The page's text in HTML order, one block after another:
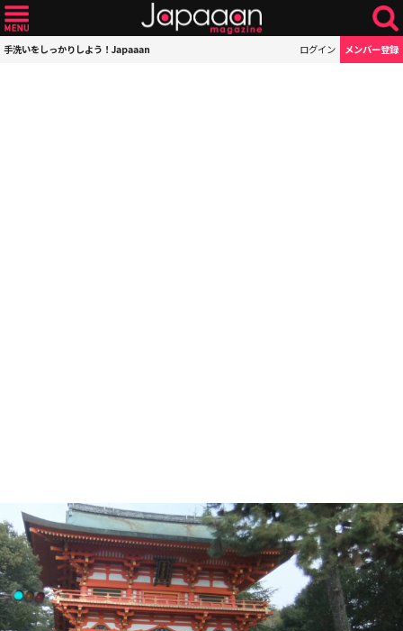
手洗いをしっかりしよう！Japaaan ログイン メンバー登録